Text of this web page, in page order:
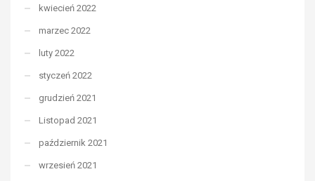
kwiecień 2022
marzec 2022
luty 2022
styczeń 2022
grudzień 2021
Listopad 2021
październik 2021
wrzesień 2021